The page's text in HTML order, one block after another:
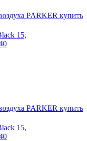
15,
15,